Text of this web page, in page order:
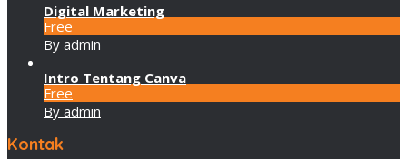
Digital Marketing
Free
By admin
Intro Tentang Canva
Free
By admin
Kontak